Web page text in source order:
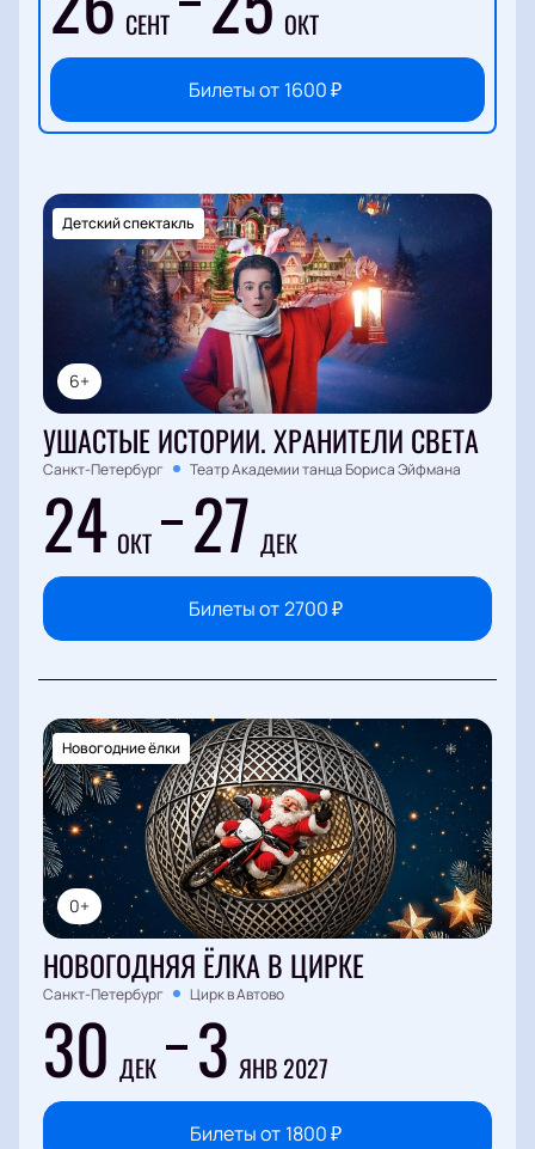
СЕНТ ОКТ
Билеты от 1600₽
6+
Детский спектакль
УШАСТЫЕ ИСТОРИИ. ХРАНИТЕЛИ СВЕТА
Санкт-Петербург Театр Академии танца Бориса Эйфмана
24 ОКТ 27 ДЕК
Билеты от 2700₽
0+
Новогодние ёлки
НОВОГОДНЯЯ ЁЛКА В ЦИРКЕ
Санкт-Петербург Цирк в Автово
30 ДЕК 3 ЯНВ 2027
Билеты от 1800₽